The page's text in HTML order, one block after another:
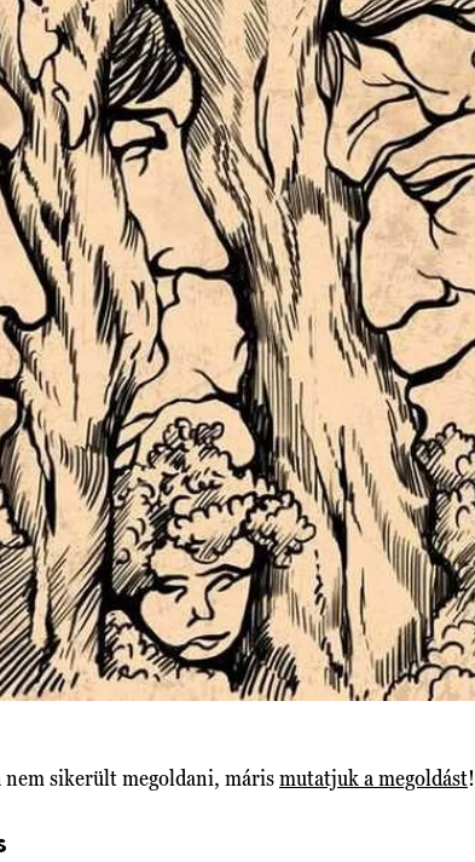
nem sikerült megoldani, márismutatjuk a megoldást!